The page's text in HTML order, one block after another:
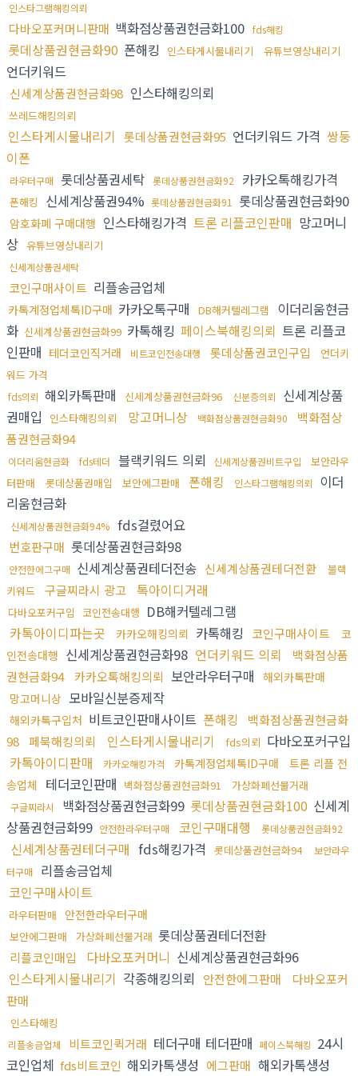
인스타그램해킹의뢰
다바오포커머니판매 백화점상품권현금화100 fds해킹
롯데상품권현금화90 폰해킹 인스타게시물내리기 유튜브영상내리기
언더키워드
신세계상품권현금화98 인스타해킹의뢰
쓰레드해킹의뢰
인스타게시물내리기 롯데상품권현금화95 언더키워드 가격 쌍둥
이폰
라우터구매 롯데상품권세탁 롯데상품권현금화92 카카오톡해킹가격
폰해킹 신세계상품권94% 롯데상품권현금화91 롯데상품권현금화90
암호화폐 구매대행 인스타해킹가격 트론 리플코인판매 망고머니
상 유튜브영상내리기
신세계상품권세탁
코인구매사이트 리플송금업체
카톡계정업체톡ID구매 카카오톡구매 DB해커텔레그램
이더리움현금
화 신세계상품권현금화99 카톡해킹 페이스북해킹의뢰 트론 리플코
인판매 테더코인직거래 비트코인전송대행 롯데상품권코인구입
언더키
워드 가격
fds의뢰 해외카톡판매 신세계상품권현금화96 신분증의뢰
신세계상품
권매입
인스타해킹의뢰 망고머니상 백화점상품권현금화90
백화점상
품권현금화94
이더리움현금화 fds테더 블랙키워드 의뢰 신세계상품권비트구입
보안라우
터판매
롯데상품권매입 보안에그판매 폰해킹 인스타그램해킹의뢰
이더
리움현금화
신세계상품권현금화94% fds걸렸어요
번호판구매 롯데상품권현금화98
안전한에그구매 신세계상품권테더전송 신세계상품권테더전환
블랙
키워드
구글찌라시 광고 톡아이디거래
다바오포커구입 코인전송대행 DB해커텔레그램
카톡아이디파는곳
카카오해킹의뢰 카톡해킹 코인구매사이트
코
인전송대행 신세계상품권현금화98 언더키워드 의뢰
백화점상품
권현금화94
카카오톡해킹의뢰 보안라우터구매 해외카톡판매
망고머니상 모바일신분증제작
해외카톡구입처 비트코인판매사이트 폰해킹
백화점상품권현금화
98 페북해킹의뢰 인스타게시물내리기 fds의뢰 다바오포커구입
카톡아이디판매
카카오해킹가격 카톡계정업체톡ID구매
트론 리플 전
송업체
테더코인판매 백화점상품권현금화91 가상화폐선물거래
구글찌라시 백화점상품권현금화99 롯데상품권현금화100 신세계
상품권현금화99 안전한라우터구매 코인구매대행 롯데상품권현금화92
신세계상품권테더구매 fds해킹가격 롯데상품권현금화94
보안라우
터구매
리플송금업체
코인구매사이트
라우터판매 안전한라우터구매
보안에그판매 가상화폐선물거래 롯데상품권테더전환
리플코인매입 다바오포커머니 신세계상품권현금화96
인스타게시물내리기 각종해킹의뢰 안전한에그판매
다바오포커
판매
인스타해킹
리플송금업체 비트코인퀵거래 테더구매 테더판매 페이스북해킹 24시
코인업체 fds비트코인 해외카톡생성 에그판매 해외카톡생성